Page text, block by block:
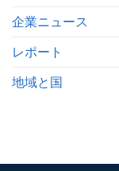
企業ニュース
レポート
地域と国